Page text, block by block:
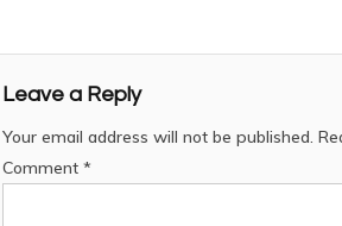
Leave a Reply
Your email address will not be published.
Comment *